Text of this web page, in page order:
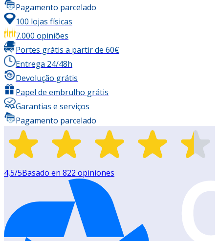
Pagamento parcelado
100 lojas físicas
7.000 opiniões
Portes grátis a partir de 60€
Entrega 24/48h
Devolução grátis
Papel de embrulho grátis
Garantias e serviços
Pagamento parcelado
4,5/5Basado en 822 opiniones